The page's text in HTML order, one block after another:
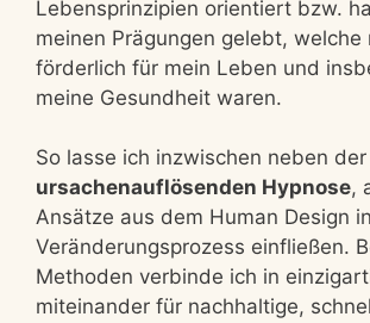
Lebensprinzipien orientiert bzw.
meinen Prägungen gelebt, welche
förderlich für mein Leben und
meine Gesundheit waren.
So lasse ich inzwischen neben der
ursachenauflösenden Hypnose,
Ansätze aus dem Human Design
Veränderungsprozess einfließen.
Methoden verbinde ich in
miteinander für nachhaltige,